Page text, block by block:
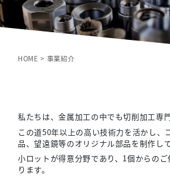
HOME > 事業紹介
私たちは、金属加工の中でも切削加工専
この道50年以上の高い技術力を活かし、
品、望遠鏡等のオリジナル部品を制作し
小ロットが得意分野であり、1個からの
ります。